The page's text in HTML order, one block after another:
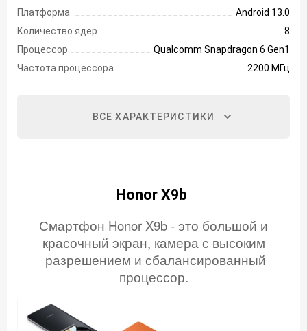
Платформа
Android 13.0
Количество ядер
8
Процессор
Qualcomm Snapdragon 6 Gen1
Частота процессора
2200 МГц
ВСЕ ХАРАКТЕРИСТИКИ
Honor X9b
Смартфон Honor X9b - это большой и
красочный экран, камера с высоким
разрешением и сбалансированный
процессор.